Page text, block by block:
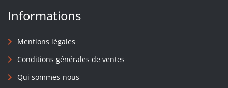
Informations
Mentions légales
Conditions générales de ventes
Qui sommes-nous